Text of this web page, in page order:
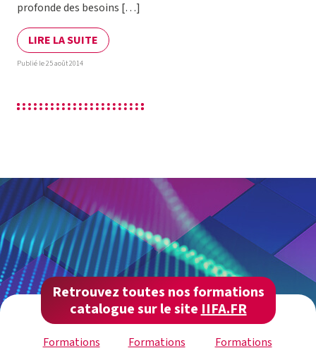
profonde des besoins […]
LIRE LA SUITE
Publié le 25 août 2014
Retrouvez toutes nos formations
catalogue sur le site IIFA.FR
Formations
Formations
Formations